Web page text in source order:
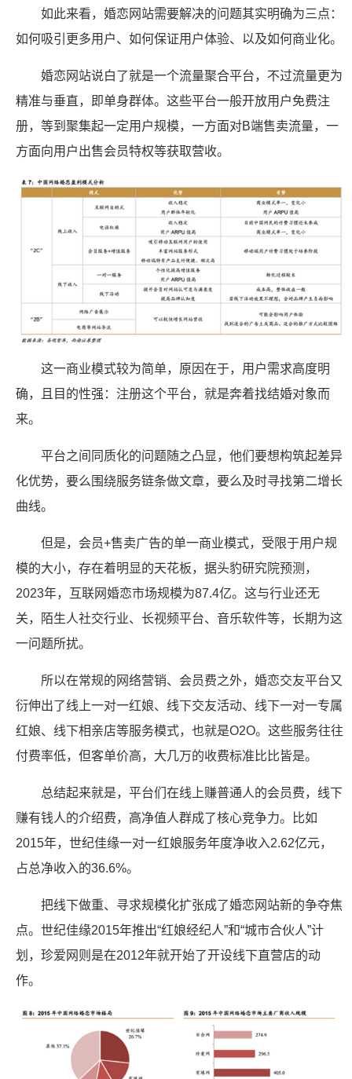
如此来看，婚恋网站需要解决的问题其实明确为三点：
如何吸引更多用户、如何保证用户体验、以及如何商业化。
婚恋网站说白了就是一个流量聚合平台，不过流量更为
精准与垂直，即单身群体。这些平台一般开放用户免费注
册，等到聚集起一定用户规模，一方面对B端售卖流量，一
方面向用户出售会员特权等获取营收。
这一商业模式较为简单，原因在于，用户需求高度明
确，且目的性强：注册这个平台，就是奔着找结婚对象而
来。
平台之间同质化的问题随之凸显，他们要想构筑起差异
化优势，要么围绕服务链条做文章，要么及时寻找第二增长
曲线。
但是，会员+售卖广告的单一商业模式，受限于用户规
模的大小，存在着明显的天花板，据头豹研究院预测，
2023年，互联网婚恋市场规模为87.4亿。这与行业还无
关，陌生人社交行业、长视频平台、音乐软件等，长期为这
一问题所扰。
所以在常规的网络营销、会员费之外，婚恋交友平台又
衍伸出了线上一对一红娘、线下交友活动、线下一对一专属
红娘、线下相亲店等服务模式，也就是O2O。这些服务往往
付费率低，但客单价高，大几万的收费标准比比皆是。
总结起来就是，平台们在线上赚普通人的会员费，线下
赚有钱人的介绍费，高净值人群成了核心竞争力。比如
2015年，世纪佳缘一对一红娘服务年度净收入2.62亿元，
占总净收入的36.6%。
把线下做重、寻求规模化扩张成了婚恋网站新的争夺焦
点。世纪佳缘2015年推出“红娘经纪人”和“城市合伙人”计
划，珍爱网则是在2012年就开始了开设线下直营店的动
作。